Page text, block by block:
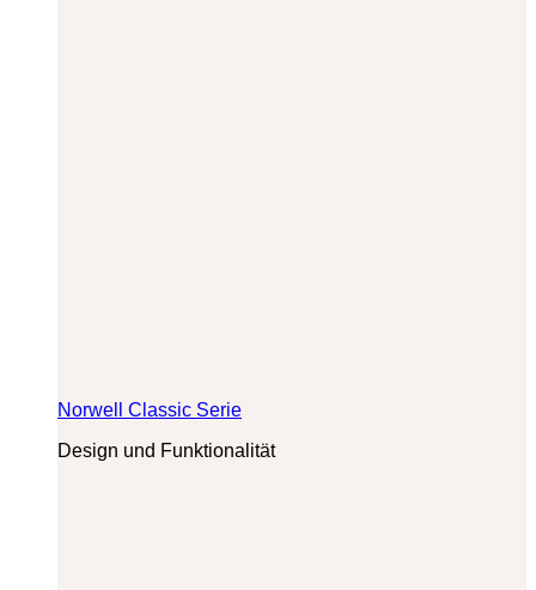
Norwell Classic Serie
Design und Funktionalität